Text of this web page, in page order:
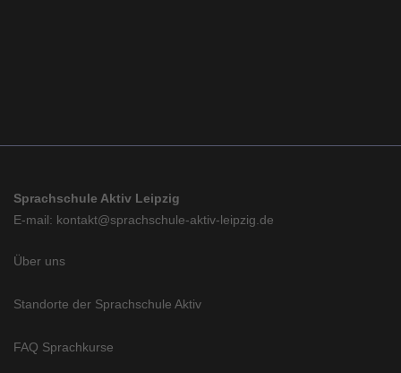
Sprachschule Aktiv Leipzig
E-mail: kontakt@sprachschule-aktiv-leipzig.de
Über uns
Standorte der Sprachschule Aktiv
FAQ Sprachkurse